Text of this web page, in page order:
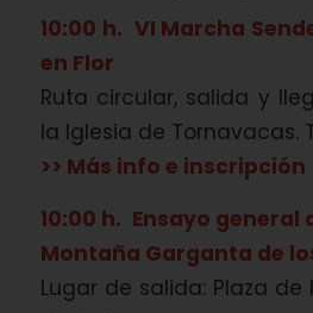
10:00 h. VI Marcha
en Flor
Ruta circular, salida y
la Iglesia de Tornavacas.
>> Más info e inscripción
10:00 h. Ensayo general
Montaña Garganta de
Lugar de salida: Plaza